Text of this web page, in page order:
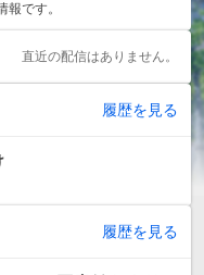
です。
直近の配信はありません。
履歴を見る
履歴を見る